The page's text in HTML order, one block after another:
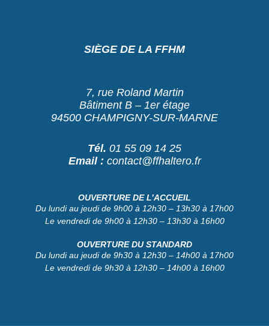
SIÈGE DE LA FFHM
7, rue Roland Martin
Bâtiment B – 1er étage
94500 CHAMPIGNY-SUR-MARNE
Tél. 01 55 09 14 25
Email : contact@ffhaltero.fr
OUVERTURE DE L’ACCUEIL
Du lundi au jeudi de 9h00 à 12h30 – 13h30 à 17h00
Le vendredi de 9h00 à 12h30 – 13h30 à 16h00
OUVERTURE DU STANDARD
Du lundi au jeudi de 9h30 à 12h30 – 14h00 à 17h00
Le vendredi de 9h30 à 12h30 – 14h00 à 16h00